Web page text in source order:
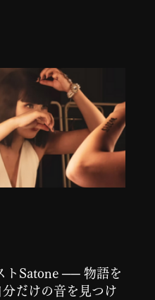
トSatone ── 物語を
だけの音を見つけ